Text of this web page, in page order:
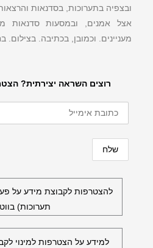
רוצים השראה יצירתית?
להצטרפות לקבוצת מידע על
תערוכות)
למידע על הצטרפות למינוי
ובצפיה בתערוכות, בסדנאות
אצל אמנים, ובמסעות סדנאות
מעניינים. וכמובן, בכתיבה. בצילום.